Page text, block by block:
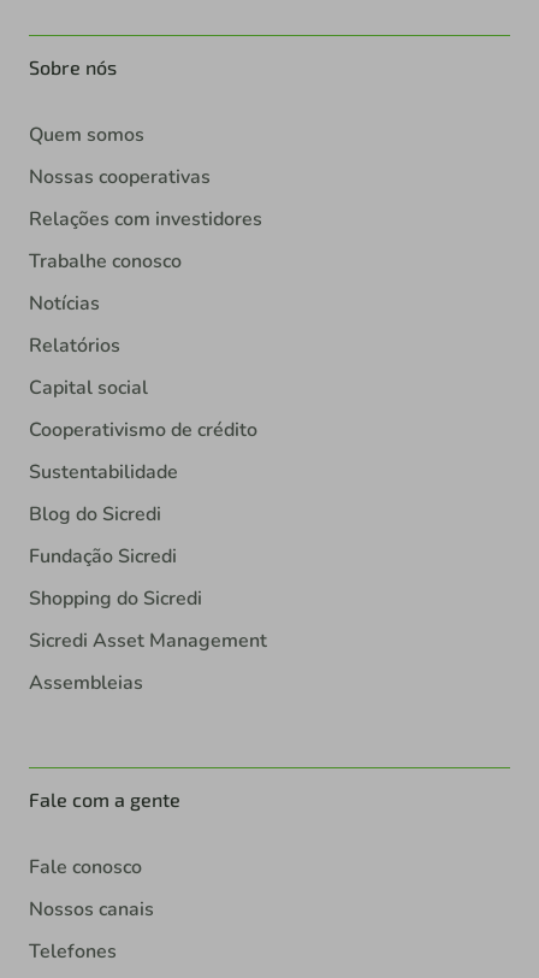
Sobre nós
Quem somos
Nossas cooperativas
Relações com investidores
Trabalhe conosco
Notícias
Relatórios
Capital social
Cooperativismo de crédito
Sustentabilidade
Blog do Sicredi
Fundação Sicredi
Shopping do Sicredi
Sicredi Asset Management
Assembleias
Fale com a gente
Fale conosco
Nossos canais
Telefones